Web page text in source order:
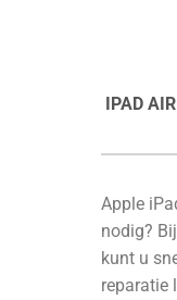
IPAD
Apple
nodig?
kunt u
reparatie